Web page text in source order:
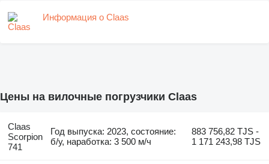
Информация о Claas
Цены на вилочные погрузчики Claas
Claas
Scorpion
741
Год выпуска: 2023, состояние:
б/у, наработка: 3 500 м/ч
883 756,82 TJS -
1 171 243,98 TJS